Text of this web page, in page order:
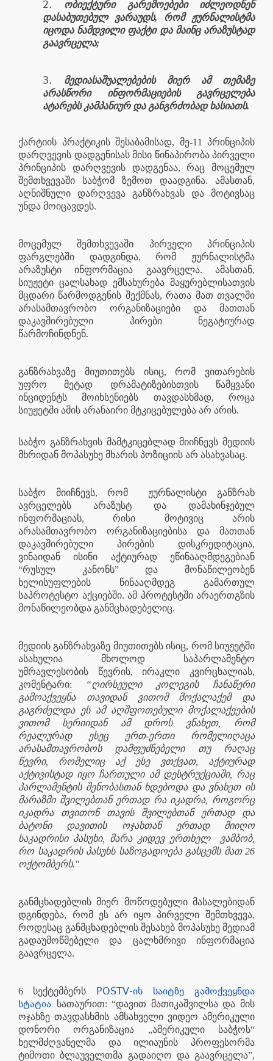
ობიექტური გარემოებები იძლეოდნენ
დასაბუთებულ ვარაუდს, რომ ჟურნალისტმა
იცოდა ნამდვილი ფაქტი და მაინც არაზუსტად
გაავრცელა;
მედიასაშუალებების მიერ ამ თემაზე
არასწორი ინფორმაციების გავრცელება
ატარებს კამპანიურ და განგრძობად ხასიათს.
ქარტიის პრაქტიკის შესაბამისად, მე-11 პრინციპის
დარღვევის დადგენისას მისი წინაპირობა პირველი
პრინციპის დარღვევის დადგენაა, რაც მოცემულ
შემთხვევაში საბჭომ ზემოთ დაადგინა. ამასთან,
აღნიშნული დარღვევა განზრახვას და მოტივსაც
უნდა მოიცავდეს.
მოცემულ შემთხვევაში პირველი პრინციპის
ფარგლებში დადგინდა, რომ ჟურნალისტმა
არაზუსტი ინფორმაცია გაავრცელა. ამასთან,
სიუჟეტი ცალსახად ემსახურება მაყურებლისათვის
მცდარი წარმოდგენის შექმნას, რათა მათ თვალში
არასამთავრობო ორგანიზაციები და მათთან
დაკავშირებული პირები ნეგატიურად
წარმოჩინდნენ.
განზრახვაზე მიუთითებს ისიც, რომ ვითარების
უფრო მეტად დრამატიზებისთვის წამყვანი
ინციდენტს მოიხსენიებს თავდასხმად, როცა
სიუჟეტში ამის არანაირი მტკიცებულება არ არის.
საბჭო განზრახვის მამტკიცებლად მიიჩნევს მედიის
მხრიდან მოპასუხე მხარის პოზიციის არ ასახვასაც.
საბჭო მიიჩნევს, რომ
ჟურნალისტი განზრახ
ავრცელებს არაზუსტ და დამახინჯებულ
ინფორმაციას, რისი მოტივიც არის
არასამთავრობო ორგანიზაციებისა და მათთან
დაკავშირებული პირების დისკრედიტაცია,
ვინაიდან ისინი აქტიურად ეწინააღმდეგებიან
“რუსულ კანონს” და მონაწილეობენ
ხელისუფლების წინააღმდეგ გამართულ
საპროტესტო აქციებში. ამ პროტესტში არაერთგზის
მონაწილეობდა განმცხადებელიც.
მედიის განზრახვაზე მიუთითებს ისიც, რომ სიუჟეტში
ასახულია მხოლოდ საპარლამენტო
უმრავლესობის წევრის, ირაკლი კვირცხალიას,
კომენტარი:
“ღირსეული კოლეგის ჩანაწერი
გამოაქვეყნა თავიდან ვითომ მოქალაქემ და
გაგრძელდა ეს ამ აღშფოთებული მოქალაქეების
ვითომ სერიიდან ამ დროს ვნახეთ, რომ
რეალურად ესეც ერთ-ერთი რომელიღაცა
არასამთავრობოს დამფუძნებელი თუ რაღაც
წევრი, რომელიც აქ ესე ვთქვათ, აქტიურად
აქტივისტად იყო ჩართული ამ დესტრუქციაში, რაც
პარლამენტის შენობასთან ხდებოდა და ვნახეთ ის
მარაზმი შვილებთან ერთად რა იკადრა, როგორც
იკადრა თვითონ თავის შვილებთან ერთად და
ბატონი დავითის ოჯახთან ერთად მიიღო
საკადრისი პასუხი, მარა კიდევ ერთხელ
ვამბობ,
რო საკადრის პასუხს საზოგადოება გასცემს მათ 26
ოქტომბერს."
განმცხადებლის მიერ მოწოდებული მასალებიდან
დგინდება, რომ ეს არ იყო პირველი შემთხვევა,
როდესაც განმცხადებლის შესახებ მოპასუხე მედიამ
გადაუმოწმებელი და ცალხმრივი ინფორმაცია
გაავრცელა.
6 სექტემბერს
POSTV-ის საიტზე გამოქვეყნდა
სტატია სათაურით: “დავით მათიკაშვილსა და მის
ოჯახზე თავდასხმის ამსახველი ვიდეო ამერიკული
დონორი ორგანიზაცია „ამერიკული საბჭოს“
ხელმძღვანელმა და ილიაუნის პროფესორმა
ტიმოთი ბლაუველთმა გადაიღო და გაავრცელა”,